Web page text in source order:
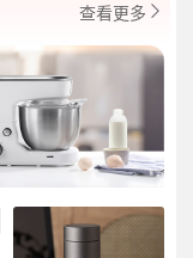
查看更多 